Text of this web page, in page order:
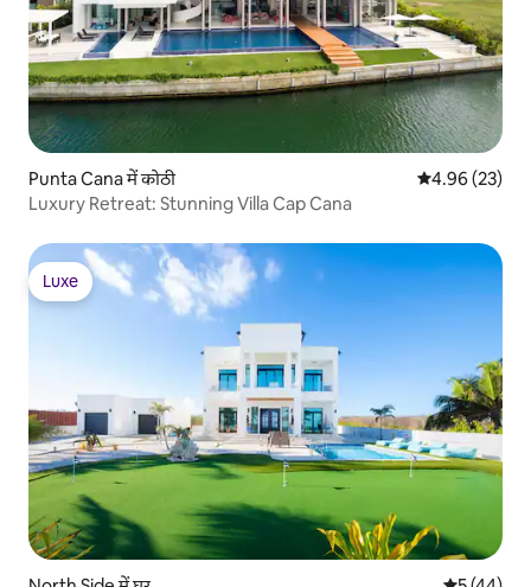
Punta Cana में कोठी औसत रेटिंग 5 में
4.96 (23)
Luxury Retreat: Stunning Villa Cap Cana
Luxe
Luxe